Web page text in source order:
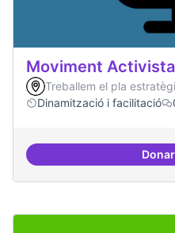
Moviment
Treballem el pla
Dinamització i facilitació